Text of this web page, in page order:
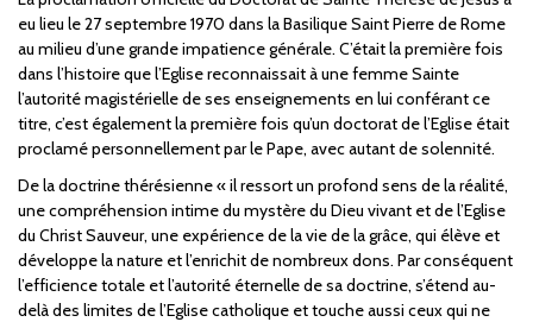
eu lieu le 27 septembre 1970 dans la Basilique Saint Pierre de Rome
au milieu d’une grande impatience générale. C’était la première fois
dans l’histoire que l’Eglise reconnaissait à une femme Sainte
l’autorité magistérielle de ses enseignements en lui conférant ce
titre, c’est également la première fois qu’un doctorat de l’Eglise était
proclamé personnellement par le Pape, avec autant de solennité.
De la doctrine thérésienne « il ressort un profond sens de la réalité,
une compréhension intime du mystère du Dieu vivant et de l’Eglise
du Christ Sauveur, une expérience de la vie de la grâce, qui élève et
développe la nature et l’enrichit de nombreux dons. Par conséquent
l’efficience totale et l’autorité éternelle de sa doctrine, s’étend au-
delà des limites de l’Eglise catholique et touche aussi ceux qui ne